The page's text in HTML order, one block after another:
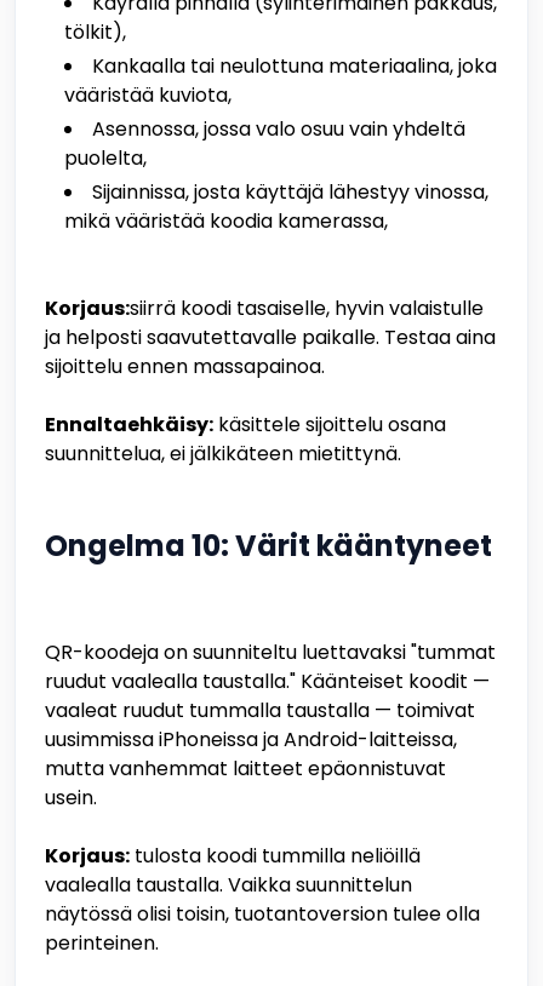
tölkit),
Kankaalla tai neulottuna materiaalina, joka
vääristää kuviota,
Asennossa, jossa valo osuu vain yhdeltä
puolelta,
Sijainnissa, josta käyttäjä lähestyy vinossa,
mikä vääristää koodia kamerassa,
Korjaus:siirrä koodi tasaiselle, hyvin valaistulle
ja helposti saavutettavalle paikalle. Testaa aina
sijoittelu ennen massapainoa.
Ennaltaehkäisy: käsittele sijoittelu osana
suunnittelua, ei jälkikäteen mietittynä.
Ongelma 10: Värit kääntyneet
QR-koodeja on suunniteltu luettavaksi "tummat
ruudut vaalealla taustalla." Käänteiset koodit —
vaaleat ruudut tummalla taustalla — toimivat
uusimmissa iPhoneissa ja Android-laitteissa,
mutta vanhemmat laitteet epäonnistuvat
usein.
Korjaus: tulosta koodi tummilla neliöillä
vaalealla taustalla. Vaikka suunnittelun
näytössä olisi toisin, tuotantoversion tulee olla
perinteinen.